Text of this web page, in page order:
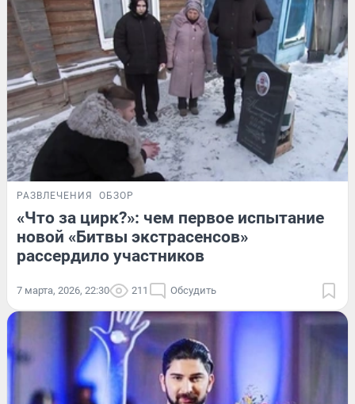
РАЗВЛЕЧЕНИЯ ОБЗОР
«Что за цирк?»: чем первое испытание
новой «Битвы экстрасенсов»
рассердило участников
7 марта, 2026, 22:30 211 Обсудить